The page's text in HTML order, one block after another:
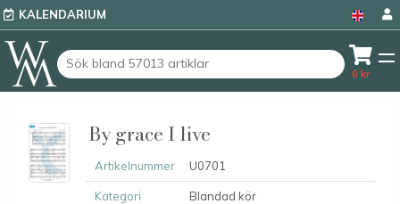
KALENDARIUM
0 kr
By grace I live
Artikelnummer U0701
Kategori Blandad kör